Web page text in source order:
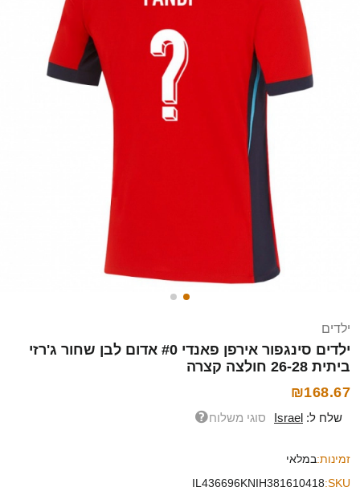
ילדים
ילדים סינגפור אירפן פאנדי #0 אדום לבן שחור ג'רזי
ביתית 26-28 חולצה קצרה
₪168.67
שלח ל: Israel סוגי משלוח
זמינות:במלאי
SKU:
IL436696KNIH381610418